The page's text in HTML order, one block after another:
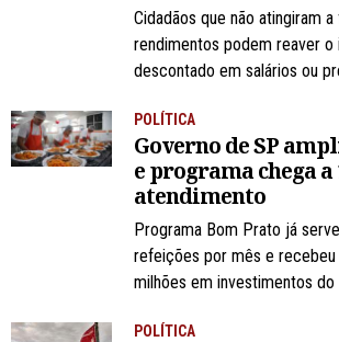
Cidadãos que não atingiram
rendimentos podem reaver
descontado em salários ou
POLÍTICA
Governo de SP
e programa chega a
atendimento
Programa Bom Prato já
refeições por mês e recebeu
milhões em investimentos
POLÍTICA